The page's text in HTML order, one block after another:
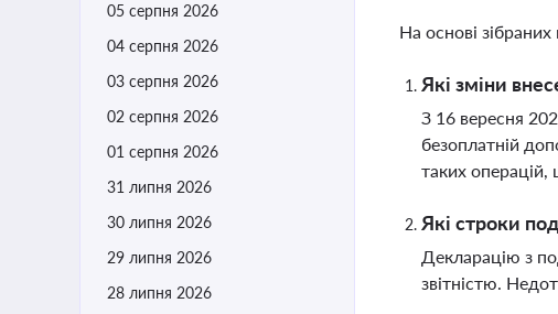
05 серпня 2026
04 серпня 2026
03 серпня 2026
02 серпня 2026
01 серпня 2026
31 липня 2026
30 липня 2026
29 липня 2026
28 липня 2026
На основі
Які зміни
З 16 вересня
безоплатній
таких
Які строки
Декларацію з
звітністю.